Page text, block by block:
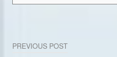
Beitragsnavigation
PREVIOUS POST